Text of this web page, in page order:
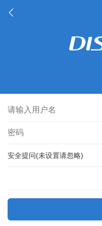
安全提问(未设置请忽略)